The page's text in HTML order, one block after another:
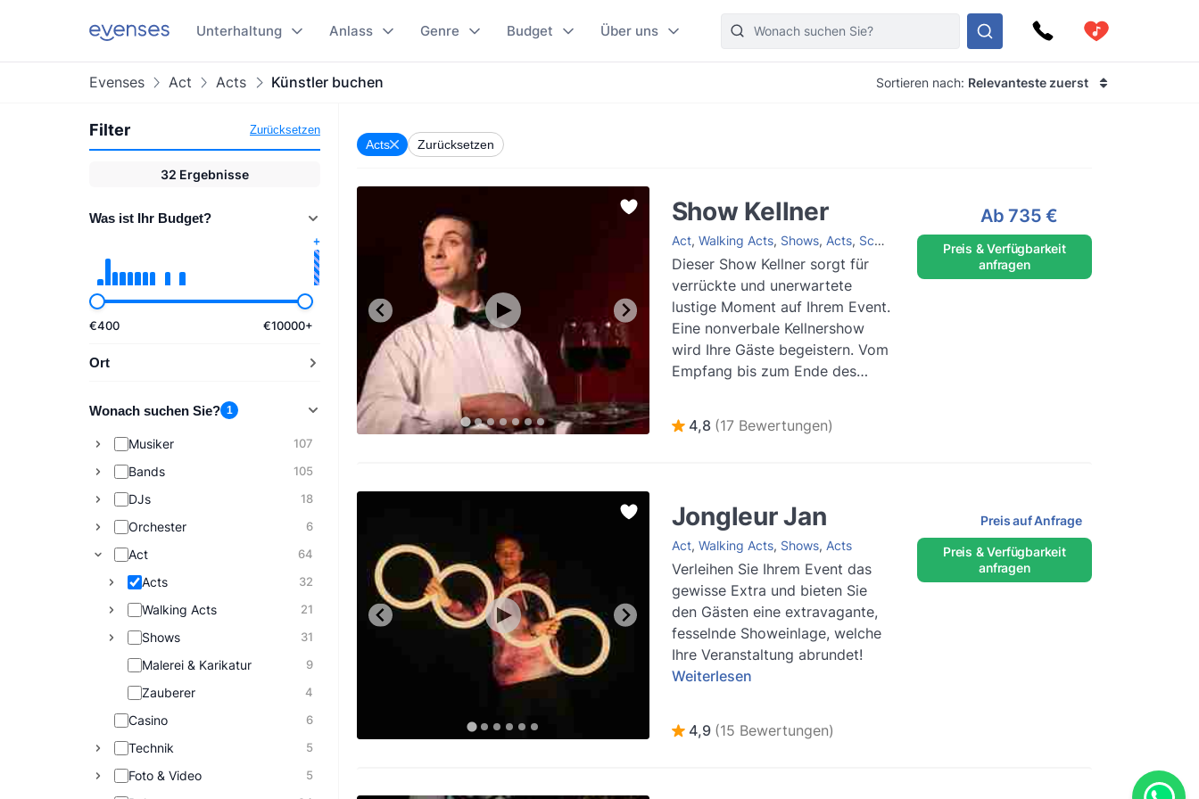
Unterhaltung Anlass Genre Budget Über uns
Evenses Act Acts Künstler buchen Sortieren nach: Relevanteste zuerst
Filter Zurücksetzen
32 Ergebnisse
Was ist Ihr Budget?
€400 €10000+
Ort
Wonach suchen Sie? 1
Musiker 107
Bands 105
DJs 18
Orchester 6
Act 64
Acts 32
Walking Acts 21
Shows 31
Malerei & Karikatur 9
Zauberer 4
Casino 6
Technik 5
Foto & Video 5
Acts Zurücksetzen
Show Kellner
Act, Walking Acts, Shows, Acts, Schauspieler
Dieser Show Kellner sorgt für
verrückte und unerwartete
lustige Moment auf Ihrem Event.
Eine nonverbale Kellnershow
wird Ihre Gäste begeistern. Vom
Empfang bis zum Ende des
4,8 (17 Bewertungen)
Ab 735 €
Preis & Verfügbarkeit
anfragen
Jongleur Jan
Act, Walking Acts, Shows, Acts
Verleihen Sie Ihrem Event das
gewisse Extra und bieten Sie
den Gästen eine extravagante,
fesselnde Showeinlage, welche
Ihre Veranstaltung abrundet!
Weiterlesen
4,9 (15 Bewertungen)
Preis auf Anfrage
Preis & Verfügbarkeit
anfragen